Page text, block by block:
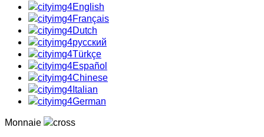
English
Français
Dutch
русский
Türkçe
Español
Chinese
Italian
German
Monnaie